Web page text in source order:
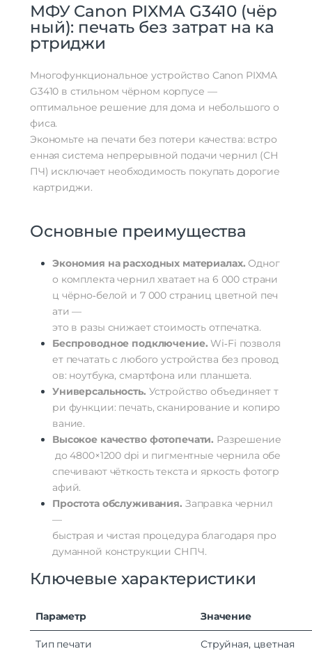
МФУCanon PIXMAG3410 (чёр
ный): печать без затратна ка
ртриджи
Многофункциональное устройство Canon PIXMA
G3410 в стильном чёрном корпусе —
оптимальное решение для дома и небольшого о
фиса.
Экономьте на печати безпотери качества: встро
енная система непрерывной подачи чернил (СН
ПЧ) исключает необходимость покупать дорогие
картриджи.
Основные преимущества
Экономия нарасходных материалах. Одног
о комплекта чернил хватаетна 6 000 страни
ц чёрно‑белой и 7000 страниц цветной печ
ати —
это в разы снижаетстоимость отпечатка.
Беспроводное подключение. Wi‑Fi позволя
етпечататьс любого устройства без провод
ов: ноутбука, смартфона или планшета.
Универсальность. Устройство объединяетт
ри функции: печать, сканирование и копиро
вание.
Высокое качествофотопечати. Разрешение
до 4800×1200 dpi и пигментные чернила обе
спечиваютчёткостьтекста и яркость фотогр
афий.
Простотаобслуживания. Заправка чернил
—
быстрая и чистая процедура благодаря про
думанной конструкции СНПЧ.
Ключевые характеристики
Параметр Значение
Тип печати Струйная,цветная